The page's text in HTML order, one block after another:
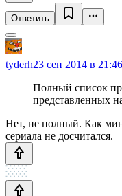
Ответить
tyderh23 сен 2014 в 21:46
Полный список
представленных
Нет, не полный. Как
сериала не досчитался.